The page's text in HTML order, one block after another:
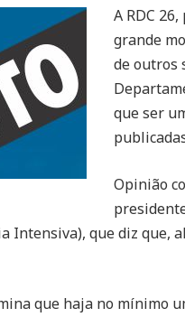
A RDC
grande
de outros
que ser
Opinião
Intensiva), que diz que,
que haja no mínimo